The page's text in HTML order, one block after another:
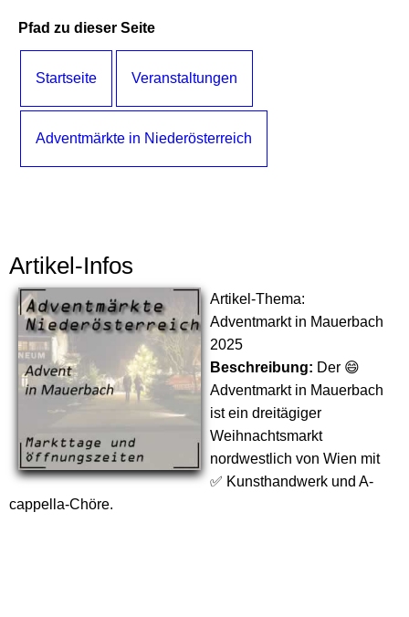
Pfad zu dieser Seite
Startseite Veranstaltungen
Adventmärkte in Niederösterreich
Artikel-Infos
Artikel-Thema:
Adventmarkt in Mauerbach
2025
Beschreibung: Der 😄
Adventmarkt in Mauerbach
ist ein dreitägiger
Weihnachtsmarkt
nordwestlich von Wien mit
✅ Kunsthandwerk und A-
cappella-Chöre.